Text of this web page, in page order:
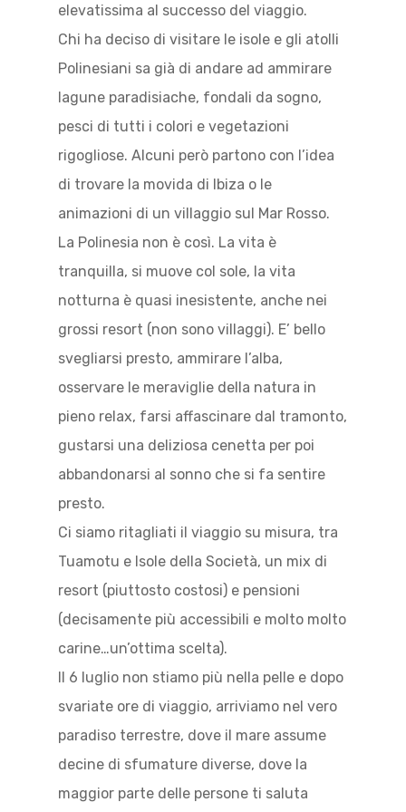
elevatissima al successo del viaggio.
Chi ha deciso di visitare le isole e gli atolli
Polinesiani sa già di andare ad ammirare
lagune paradisiache, fondali da sogno,
pesci di tutti i colori e vegetazioni
rigogliose. Alcuni però partono con l’idea
di trovare la movida di Ibiza o le
animazioni di un villaggio sul Mar Rosso.
La Polinesia non è così. La vita è
tranquilla, si muove col sole, la vita
notturna è quasi inesistente, anche nei
grossi resort (non sono villaggi). E’ bello
svegliarsi presto, ammirare l’alba,
osservare le meraviglie della natura in
pieno relax, farsi affascinare dal tramonto,
gustarsi una deliziosa cenetta per poi
abbandonarsi al sonno che si fa sentire
presto.
Ci siamo ritagliati il viaggio su misura, tra
Tuamotu e Isole della Società, un mix di
resort (piuttosto costosi) e pensioni
(decisamente più accessibili e molto molto
carine…un’ottima scelta).
Il 6 luglio non stiamo più nella pelle e dopo
svariate ore di viaggio, arriviamo nel vero
paradiso terrestre, dove il mare assume
decine di sfumature diverse, dove la
maggior parte delle persone ti saluta